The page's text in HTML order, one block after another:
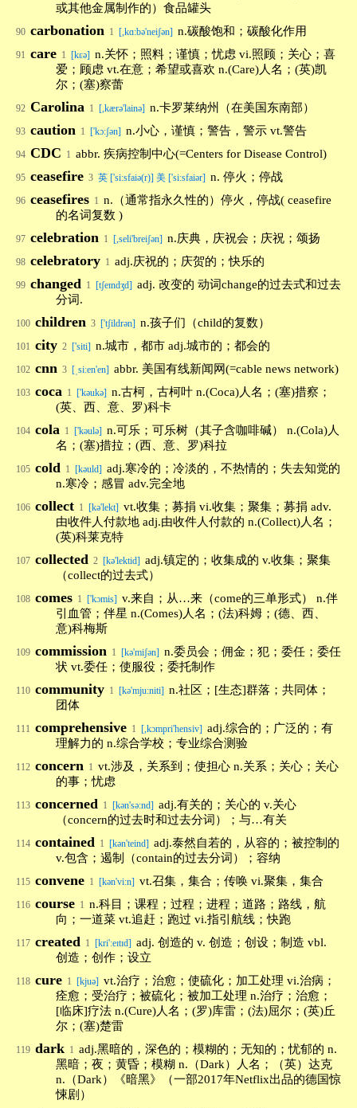
或其他金属制作的）食品罐头
90 carbonation 1 [,kɑ:bə'neiʃən] n.碳酸饱和；碳酸化作用
91 care 1 [kεə] n.关怀；照料；谨慎；忧虑 vi.照顾；关心；喜
爱；顾虑 vt.在意；希望或喜欢 n.(Care)人名；(英)凯
尔；(塞)察蕾
92 Carolina 1 [,kærə'lainə] n.卡罗莱纳州（在美国东南部）
93 caution 1 ['kɔ:ʃən] n.小心，谨慎；警告，警示 vt.警告
94 CDC 1 abbr. 疾病控制中心(=Centers for Disease Control)
95 ceasefire 3 英 ['si:sfaiə(r)] 美 ['si:sfaiər] n. 停火；停战
96 ceasefires 1 n.（通常指永久性的）停火，停战( ceasefire
的名词复数 )
97 celebration 1 [,seli'breiʃən] n.庆典，庆祝会；庆祝；颂扬
98 celebratory 1 adj.庆祝的；庆贺的；快乐的
99 changed 1 [tʃeɪndʒd] adj. 改变的 动词change的过去式和过去
分词.
100 children 3 ['tʃildrən] n.孩子们（child的复数）
101 city 2 ['siti] n.城市，都市 adj.城市的；都会的
102 cnn 3 [ˌsiːen'en] abbr. 美国有线新闻网(=cable news network)
103 coca 1 ['kəukə] n.古柯，古柯叶 n.(Coca)人名；(塞)措察；
(英、西、意、罗)科卡
104 cola 1 ['kəulə] n.可乐；可乐树（其子含咖啡碱） n.(Cola)人
名；(塞)措拉；(西、意、罗)科拉
105 cold 1 [kəuld] adj.寒冷的；冷淡的，不热情的；失去知觉的
n.寒冷；感冒 adv.完全地
106 collect 1 [kə'lekt] vt.收集；募捐 vi.收集；聚集；募捐 adv.
由收件人付款地 adj.由收件人付款的 n.(Collect)人名；
(英)科莱克特
107 collected 2 [kə'lektid] adj.镇定的；收集成的 v.收集；聚集
（collect的过去式）
108 comes 1 ['kɔmis] v.来自；从…来（come的三单形式） n.伴
引血管；伴星 n.(Comes)人名；(法)科姆；(德、西、
意)科梅斯
109 commission 1 [kə'miʃən] n.委员会；佣金；犯；委任；委任
状 vt.委任；使服役；委托制作
110 community 1 [kə'mju:niti] n.社区；[生态]群落；共同体；
团体
111 comprehensive 1 [,kɔmpri'hensiv] adj.综合的；广泛的；有
理解力的 n.综合学校；专业综合测验
112 concern 1 vt.涉及，关系到；使担心 n.关系；关心；关心
的事；忧虑
113 concerned 1 [kən'sə:nd] adj.有关的；关心的 v.关心
（concern的过去时和过去分词）；与…有关
114 contained 1 [kən'teind] adj.泰然自若的，从容的；被控制的
v.包含；遏制（contain的过去分词）；容纳
115 convene 1 [kən'vi:n] vt.召集，集合；传唤 vi.聚集，集合
116 course 1 n.科目；课程；过程；进程；道路；路线，航
向；一道菜 vt.追赶；跑过 vi.指引航线；快跑
117 created 1 [kri'ːeɪtɪd] adj. 创造的 v. 创造；创设；制造 vbl.
创造；创作；设立
118 cure 1 [kjuə] vt.治疗；治愈；使硫化；加工处理 vi.治病；
痊愈；受治疗；被硫化；被加工处理 n.治疗；治愈；
[临床]疗法 n.(Cure)人名；(罗)库雷；(法)屈尔；(英)丘
尔；(塞)楚雷
119 dark 1 adj.黑暗的，深色的；模糊的；无知的；忧郁的 n.
黑暗；夜；黄昏；模糊 n.（Dark）人名；（英）达克
n.（Dark）《暗黑》（一部2017年Netflix出品的德国惊
悚剧）